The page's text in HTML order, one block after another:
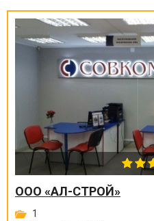
ООО «АЛ-СТРОЙ»
1